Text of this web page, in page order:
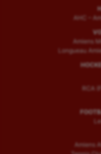
AHC –
Amiens
Longueau
RCA
Amiens